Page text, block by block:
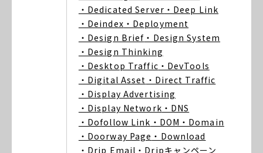
・Dedicated Server ・Deep Link
・Deindex ・Deployment
・Design Brief ・Design System
・Design Thinking
・Desktop Traffic ・DevTools
・Digital Asset ・Direct Traffic
・Display Advertising
・Display Network ・DNS
・Dofollow Link ・DOM ・Domain
・Doorway Page ・Download
・Drip Email ・Dripキャンペーン